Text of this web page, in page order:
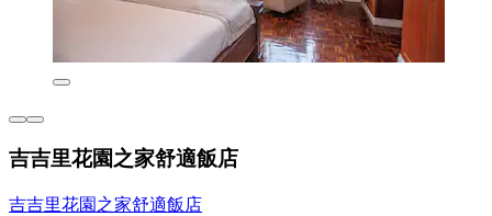
吉吉里花園之家舒適飯店
吉吉里花園之家舒適飯店